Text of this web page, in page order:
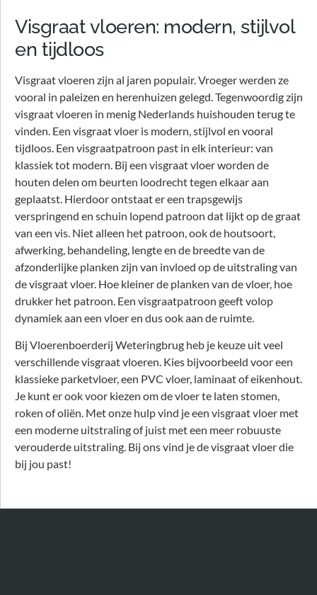
Visgraat vloeren: modern, stijlvol
en tijdloos
Visgraat vloeren zijn al jaren populair. Vroeger werden ze
vooral in paleizen en herenhuizen gelegd. Tegenwoordig zijn
visgraat vloeren in menig Nederlands huishouden terug te
vinden. Een visgraat vloer is modern, stijlvol en vooral
tijdloos. Een visgraatpatroon past in elk interieur: van
klassiek tot modern. Bij een visgraat vloer worden de
houten delen om beurten loodrecht tegen elkaar aan
geplaatst. Hierdoor ontstaat er een trapsgewijs
verspringend en schuin lopend patroon dat lijkt op de graat
van een vis. Niet alleen het patroon, ook de houtsoort,
afwerking, behandeling, lengte en de breedte van de
afzonderlijke planken zijn van invloed op de uitstraling van
de visgraat vloer. Hoe kleiner de planken van de vloer, hoe
drukker het patroon. Een visgraatpatroon geeft volop
dynamiek aan een vloer en dus ook aan de ruimte.
Bij Vloerenboerderij Weteringbrug heb je keuze uit veel
verschillende visgraat vloeren. Kies bijvoorbeeld voor een
klassieke parketvloer, een PVC vloer, laminaat of eikenhout.
Je kunt er ook voor kiezen om de vloer te laten stomen,
roken of oliën. Met onze hulp vind je een visgraat vloer met
een moderne uitstraling of juist met een meer robuuste
verouderde uitstraling. Bij ons vind je de visgraat vloer die
bij jou past!